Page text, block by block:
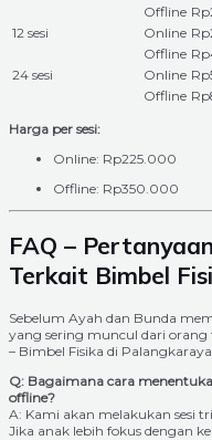
Offline
12 sesi
Online
Offline
24 sesi
Online
Offline
Harga per sesi:
Online: Rp225.000
Offline: Rp350.000
FAQ –
Terkait Bimbel
Sebelum Ayah dan Bunda
yang sering muncul dari orang
– Bimbel Fisika di Palangkaraya
Q: Bagaimana cara
offline?
A: Kami akan melakukan sesi
Jika anak lebih fokus dengan